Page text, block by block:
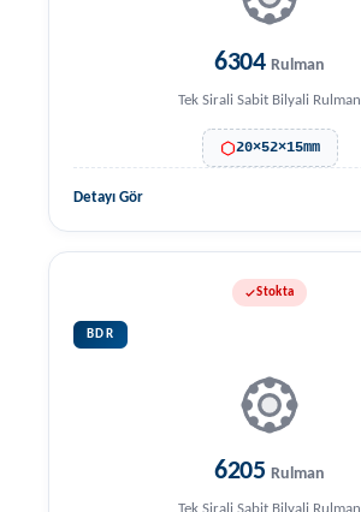
6304 Rulman
Tek Sirali Sabit Bilyali Rulman
20×52×15mm
Detayı Gör
Stokta
BDR
6205 Rulman